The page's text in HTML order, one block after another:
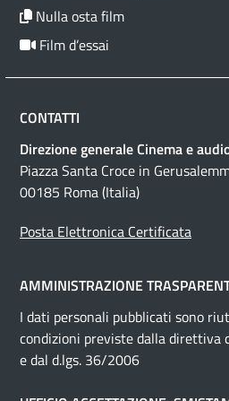
Nulla osta film
Film d’essai
CONTATTI
Direzione generale Cinema e
Piazza Santa Croce in
00185 Roma (Italia)
Posta Elettronica Certificata
AMMINISTRAZIONE
I dati personali pubblicati sono
condizioni previste dalla
e dal d.lgs. 36/2006